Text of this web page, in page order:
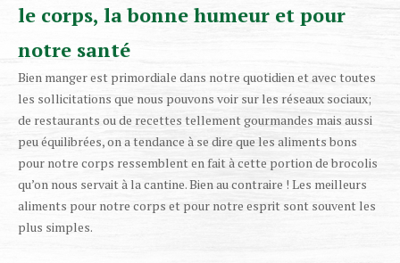
le corps, la bonne humeur et pour
notre santé
Bien manger est primordiale dans notre quotidien et avec toutes
les sollicitations que nous pouvons voir sur les réseaux sociaux;
de restaurants ou de recettes tellement gourmandes mais aussi
peu équilibrées, on a tendance à se dire que les aliments bons
pour notre corps ressemblent en fait à cette portion de brocolis
qu’on nous servait à la cantine. Bien au contraire ! Les meilleurs
aliments pour notre corps et pour notre esprit sont souvent les
plus simples.